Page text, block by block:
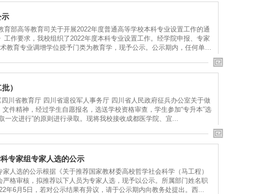
示
部高等教育司关于开展2022年度普通高等学校本科专业设置工作的通
作要求，我校组织了2022年度本科专业设置工作。经学院申报、专家
教育专业调增学位授予门类为教育学，现予公示。公示期内，任何单
）
川省教育厅 四川省退役军人事务厅 四川省人民政府征兵办公室关于做
件精神，经过学生自愿报名，选送学校资格审查，学生参加“专升本”选
次进行”的原则进行录取。现将我校接收成都医学院、宜...
专家组专家人选的公示
人选的公示根据《关于推荐国家教材委高校哲学社会科学（马工程）
格审核，拟推荐以下人员为专家人选，现予以公示。所属部门姓名职
年6月5日，若对公示结果有异议，请于公示期内向教务处提出。西...